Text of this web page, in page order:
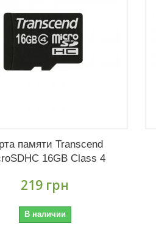
памяти Transcend
16GB Class 4
219 грн
В наличии